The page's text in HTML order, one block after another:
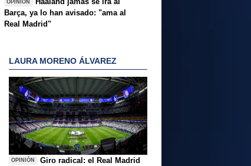
OPINIÓN
Barça, ya lo han avisado: "ama al
Real Madrid"
LAURA MORENO ÁLVAREZ
OPINIÓN
Giro radical: el Real Madrid